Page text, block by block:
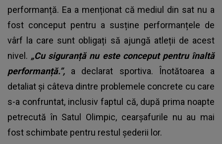
performanță. Ea a menționat că mediul din sat nu a
fost conceput pentru a susține performanțele de
vârf la care sunt obligați să ajungă atleții de acest
nivel. „Cu siguranță nu este conceput pentru înaltă
performanță.”, a declarat sportiva. Înotătoarea a
detaliat și câteva dintre problemele concrete cu care
s-a confruntat, inclusiv faptul că, după prima noapte
petrecută în Satul Olimpic, cearșafurile nu au mai
fost schimbate pentru restul șederii lor.